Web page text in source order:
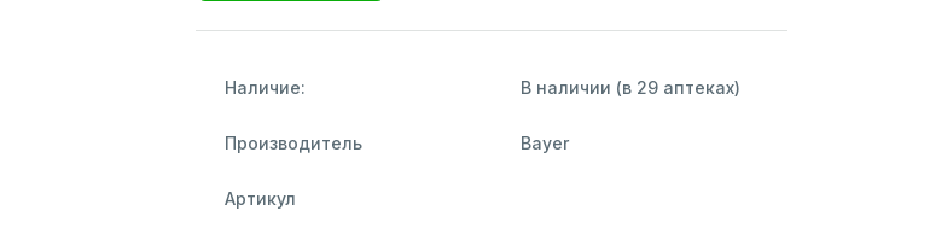
Наличие: В наличии (в 29 аптеках)
Производитель Bayer
Артикул